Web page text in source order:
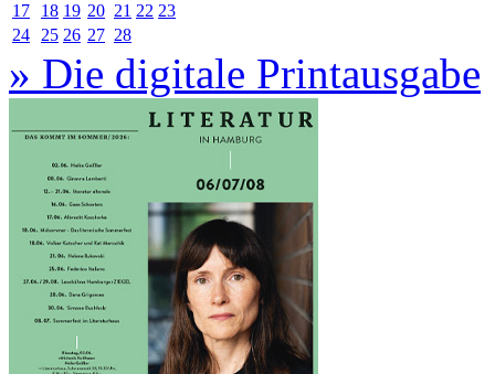
17
18 19 20 21 22 23
24
25 26 27 28
» Die digitale Printausgabe